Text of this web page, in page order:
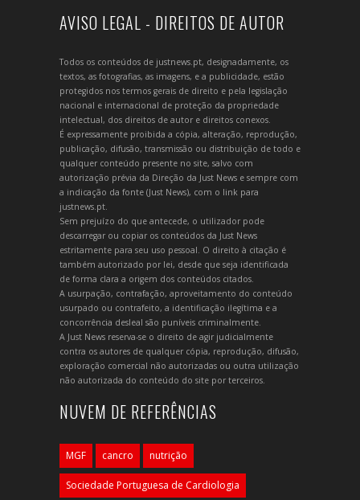
AVISO LEGAL - DIREITOS DE AUTOR
Todos os conteúdos de justnews.pt, designadamente, os
textos, as fotografias, as imagens, e a publicidade, estão
protegidos nos termos gerais de direito e pela legislação
nacional e internacional de proteção da propriedade
intelectual, dos direitos de autor e direitos conexos.
É expressamente proibida a cópia, alteração, reprodução,
publicação, difusão, transmissão ou distribuição de todo e
qualquer conteúdo presente no site, salvo com
autorização prévia da Direção da Just News e sempre com
a indicação da fonte (Just News), com o link para
justnews.pt.
Sem prejuízo do que antecede, o utilizador pode
descarregar ou copiar os conteúdos da Just News
estritamente para seu uso pessoal. O direito à citação é
também autorizado por lei, desde que seja identificada
de forma clara a origem dos conteúdos citados.
A usurpação, contrafação, aproveitamento do conteúdo
usurpado ou contrafeito, a identificação ilegítima e a
concorrência desleal são puníveis criminalmente.
A Just News reserva-se o direito de agir judicialmente
contra os autores de qualquer cópia, reprodução, difusão,
exploração comercial não autorizadas ou outra utilização
não autorizada do conteúdo do site por terceiros.
NUVEM DE REFERÊNCIAS
MGF cancro nutrição
Sociedade Portuguesa de Cardiologia